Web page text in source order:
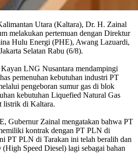
Utara (Kaltara), Dr. H. Zainal
melakukan pertemuan dengan Direktur
Hulu Energi (PHE), Awang Lazuardi,
Selatan Rabu (6/8).
LNG Nusantara mendampingi
pemenuhan kebutuhan industri PT
pengeboran sumur gas di blok
kebutuhan Liquefied Natural Gas
listrik di Kaltara.
Gubernur Zainal mengatakan bahwa PT
kontrak dengan PT PLN di
PT PLN di Tarakan ini telah beralih dan
Speed Diesel) lagi sebagai bahan